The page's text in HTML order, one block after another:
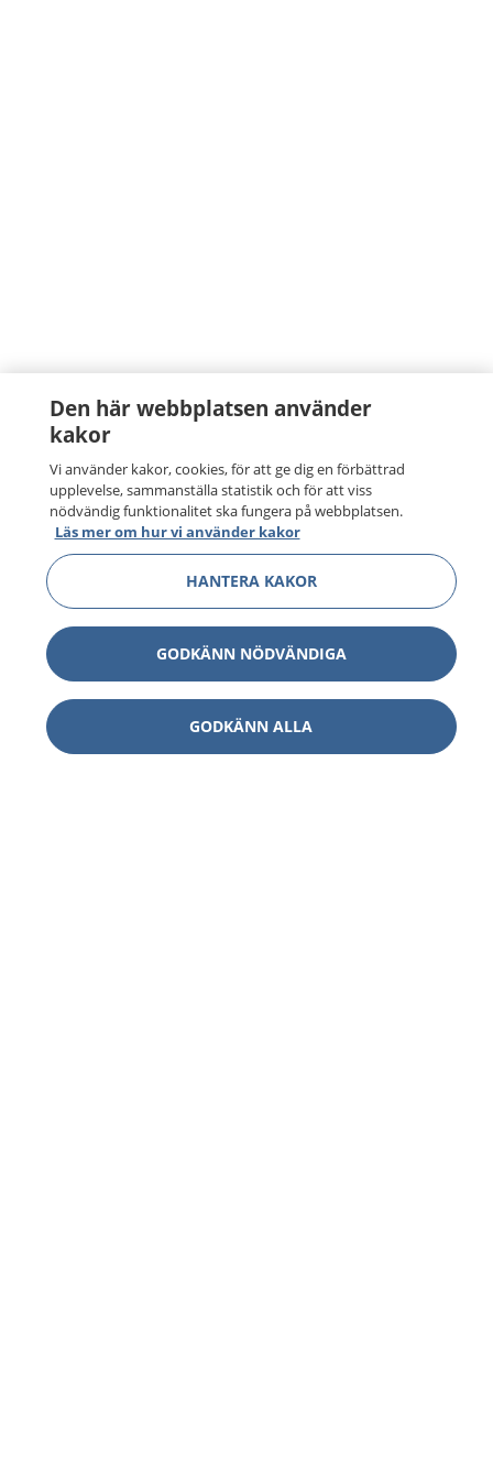
Den här webbplatsen använder
kakor
Vi använder kakor, cookies, för att ge dig en förbättrad
upplevelse, sammanställa statistik och för att viss
nödvändig funktionalitet ska fungera på webbplatsen.
Läs mer om hur vi använder kakor
HANTERA KAKOR
GODKÄNN NÖDVÄNDIGA
GODKÄNN ALLA